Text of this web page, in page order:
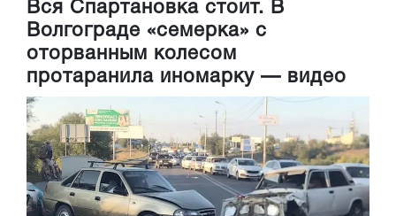
Вся Спартановка стоит. В
Волгограде «семерка» с
оторванным колесом
протаранила иномарку — видео